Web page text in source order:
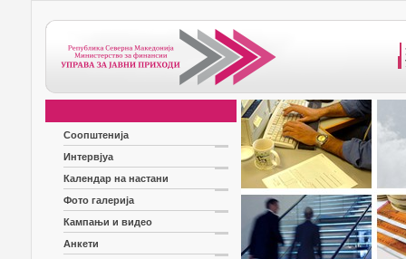
Соопштенија
Интервјуа
Календар на настани
Фото галерија
Кампањи и видео
Анкети